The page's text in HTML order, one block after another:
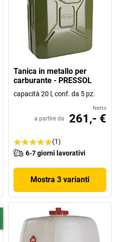
Tanica in metallo per
carburante - PRESSOL
capacità 20 l, conf. da 5 pz.
Netto
a partire da 261,- €
(1)
6-7 giorni lavorativi
Mostra 3 varianti